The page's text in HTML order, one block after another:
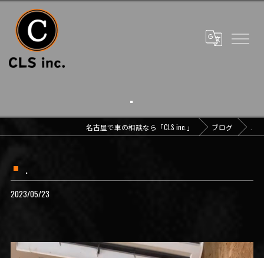
.
名古屋で車の相談なら「CLS inc.」 ブログ
.
2023/05/23